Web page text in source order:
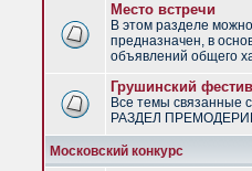
Место встречи
В этом разделе
предназначен, в
объявлений общего
Грушинский
Все темы связанные
РАЗДЕЛ
Московский конкурс